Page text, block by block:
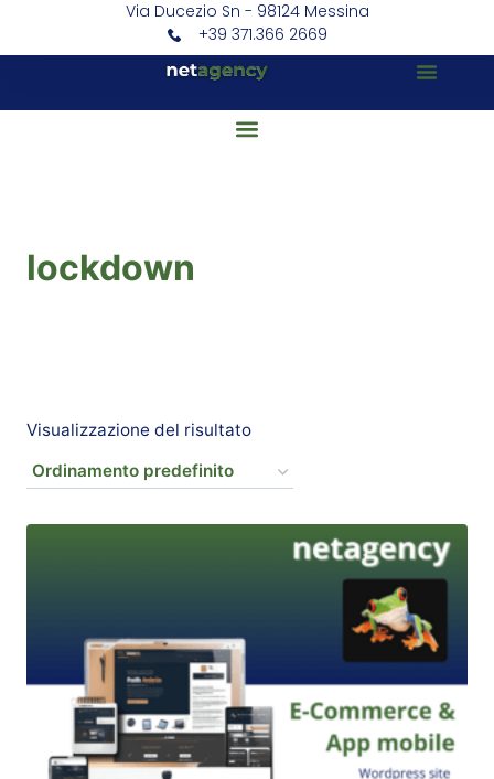
Via Ducezio Sn - 98124 Messina
+39 371.366 2669
lockdown
Visualizzazione del risultato